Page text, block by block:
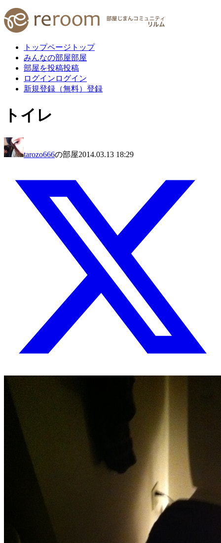
トップページ トップ
みんなの部屋部屋
部屋を投稿投稿
ログイン ログイン
新規登録（無料） 登録
トイレ
tarozo666の部屋2014.03.13 18:29